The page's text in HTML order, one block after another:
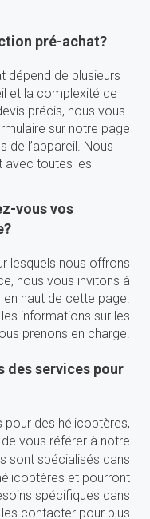
pré-achat?
dépend de plusieurs
et la complexité de
précis, nous vous
sur notre page
de l’appareil. Nous
avec toutes les
vous vos
lesquels nous offrons
nous vous invitons à
haut de cette page.
informations sur les
prenons en charge.
des services pour
pour des hélicoptères,
vous référer à notre
sont spécialisés dans
et pourront
spécifiques dans
contacter pour plus